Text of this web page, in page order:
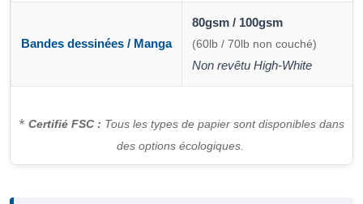
Bandes dessinées / Manga
80gsm / 100gsm
(60lb / 70lb non couché)
Non revêtu High-White
* Certifié FSC : Tous les types de papier sont disponibles dans
des options écologiques.